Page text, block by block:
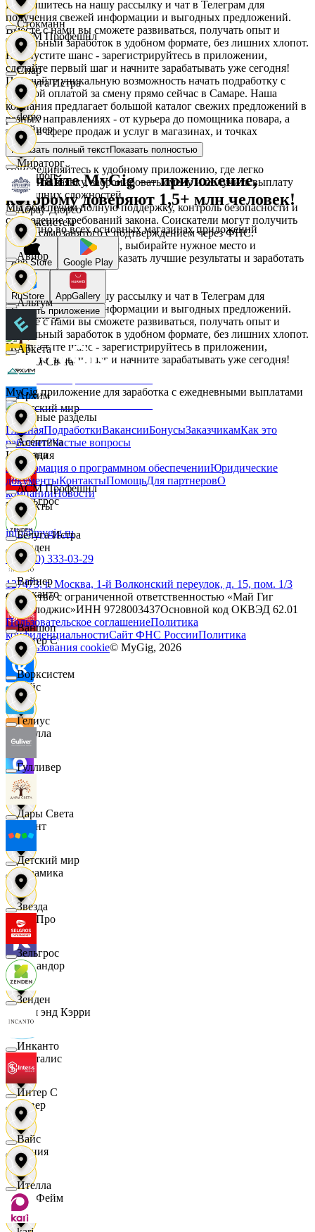
АСМ Профешнл
Белуга Истра
Вайнер
Ваншоп
Ворксистем
Гелиус
Гулливер
Дары Света
Детский мир
Звезда
Зельгрос
Зенден
Инканто
Интер С
Вайс
Ителла
kari
Квант
Керамика
КитПро
Командор
Кэш энд Кэрри
Лакталис
Левер
Линия
ЛисФейм
Стокманн
Cпар
demo
Мираторг
Абрау-Дюрсо
Авиор
Альтум
Аркета
Архим
Асептика
АСМ Профешнл
Белуга Истра
Вайнер
Ваншоп
Ворксистем
Гелиус
Гулливер
Дары Света
Детский мир
Звезда
Зельгрос
Зенден
Инканто
Интер С
Вайс
Ителла
Подпишитесь на нашу рассылку и чат в Телеграм для
получения свежей информации и выгодных предложений.
Вместе с нами вы сможете развиваться, получать опыт и
стабильный заработок в удобном формате, без лишних хлопот.
Не упустите шанс - зарегистрируйтесь в приложении,
сделайте первый шаг и начните зарабатывать уже сегодня!
Получайте уникальную возможность начать подработку с
удобной оплатой за смену прямо сейчас в Самаре. Наша
компания предлагает большой каталог свежих предложений в
разных направлениях - от курьера до помощника повара, а
также в сфере продаж и услуг в магазинах, и точках
обслуживания.
Присоединяйтесь к удобному приложению, где легко
оформить заявку, забронировать смену и получить выплату
без лишних сложностей.
Мы обеспечим полную поддержку, контроль безопасности и
соблюдение требований закона. Соискатели могут получить
статус самозанятого с подтверждением через ФНС.
Планируйте свое время, выбирайте нужное место и
направление, чтобы показать лучшие результаты и заработать
деньги с комфортом.
Подпишитесь на нашу рассылку и чат в Телеграм для
получения свежей информации и выгодных предложений.
Вместе с нами вы сможете развиваться, получать опыт и
стабильный заработок в удобном формате, без лишних хлопот.
Не упустите шанс - зарегистрируйтесь в приложении,
сделайте первый шаг и начните зарабатывать уже сегодня!
Показать полный текстПоказать полностью
Скачайте MyGig — приложение,
которому доверяют 1,5+ млн человек!
Доступно во всех основных магазинах приложений
App Store Google Play
RuStore
AppGallery
Скачать приложение
MyGig приложение для заработка с ежедневными выплатами
Основные разделы
ГлавнаяПодработкиВакансииБонусыЗаказчикамКак это
работает?Частые вопросы
Компания
Информация о программном обеспеченииЮридические
документыКонтактыПомощьДля партнеровО
компанииНовости
Контакты
info@mygig.ru
+8 (800) 333-03-29
127473, г. Москва, 1-й Волконский переулок, д. 15, пом. 1/3
Общество с ограниченной ответственностью «Май Гиг
Технолоджис»ИНН 9728003437Основной код ОКВЭД 62.01
Пользовательское соглашениеПолитика
конфиденциальностиСайт ФНС РоссииПолитика
использования cookie© MyGig, 2026